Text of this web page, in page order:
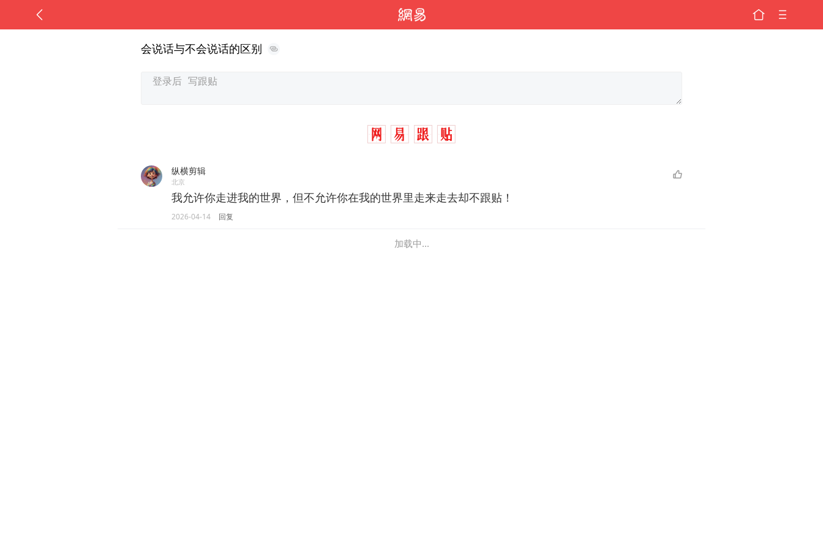
会说话与不会说话的区别
纵横剪辑
北京
我允许你走进我的世界，但不允许你在我的世界里走来走去却不跟贴！
2026-04-14 回复
加载中...